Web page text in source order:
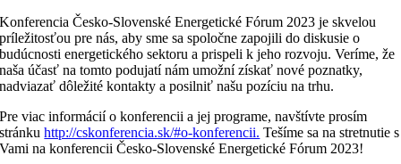
Konferencia Česko-Slovenské Energetické Fórum 2023 je skvelou
príležitosťou pre nás, aby sme sa spoločne zapojili do diskusie o
budúcnosti energetického sektoru a prispeli k jeho rozvoju. Veríme, že
naša účasť na tomto podujatí nám umožní získať nové poznatky,
nadviazať dôležité kontakty a posilniť našu pozíciu na trhu.
Pre viac informácií o konferencii a jej programe, navštívte prosím
stránkuhttp://cskonferencia.sk/#o-konferencii. Tešíme sa na stretnutie s
Vami na konferencii Česko-Slovenské Energetické Fórum 2023!